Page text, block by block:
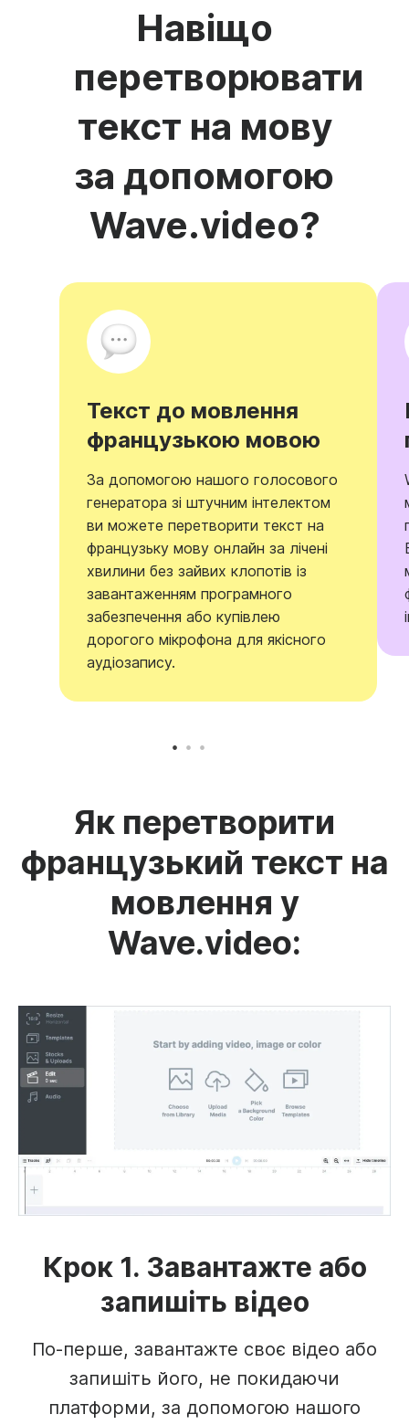
Навіщо
перетворювати
текст на мову
за допомогою
Wave.video?
Текст до мовлення
французькою мовою
За допомогою нашого голосового
генератора зі штучним інтелектом
ви можете перетворити текст на
французьку мову онлайн за лічені
хвилини без зайвих клопотів із
завантаженням програмного
забезпечення або купівлею
дорогого мікрофона для якісного
аудіозапису.
Як перетворити
французький текст на
мовлення у
Wave.video:
Крок 1. Завантажте або
запишіть відео
По-перше, завантажте своє відео або
запишіть його, не покидаючи
платформи, за допомогою нашого